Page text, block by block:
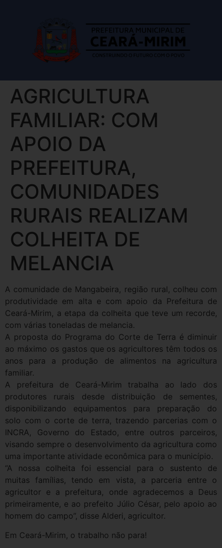
AGRICULTURA
FAMILIAR: COM
APOIO DA
PREFEITURA,
COMUNIDADES
RURAIS REALIZAM
COLHEITA DE
MELANCIA
A comunidade de Mangabeira, região rural, colheu com
produtividade em alta e com apoio da Prefeitura de
Ceará-Mirim, a etapa da colheita que teve um recorde,
com várias toneladas de melancia.
A proposta do Programa do Corte de Terra é diminuir
ao máximo os gastos que os agricultores têm todos os
anos para a produção de alimentos na agricultura
familiar.
A prefeitura de Ceará-Mirim trabalha ao lado dos
produtores rurais desde distribuição de sementes,
disponibilizando equipamentos para preparação do
solo com o corte de terra, trazendo parcerias com o
INCRA, Governo do Estado, entre outros parceiros,
visando sempre o desenvolvimento da agricultura como
uma importante atividade econômica para o município.
“A nossa colheita foi essencial para o sustento de
muitas famílias, tendo em vista, a parceria entre o
agricultor e a prefeitura, onde agradecemos a Deus
primeiramente, e ao prefeito Júlio César, pelo apoio ao
homem do campo”, disse Alderi, agricultor.
Em Ceará-Mirim, o trabalho não para!